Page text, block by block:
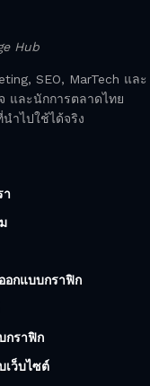
Hub
SEO, MarTech และ
และนักการตลาดไทย
ำไปใช้ได้จริง
า
อกแบบกราฟิก
กราฟิก
เว็บไซต์